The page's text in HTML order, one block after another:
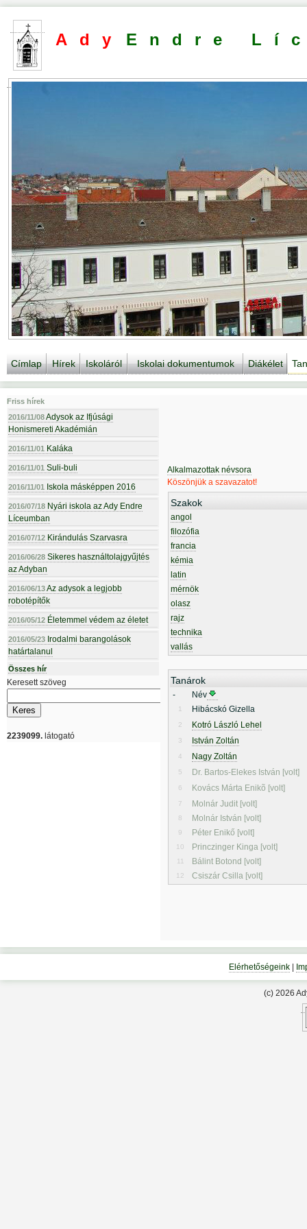
Ady Endre
Címlap Hírek Iskoláról Iskolai dokumentumok Diákélet
Friss hírek
2016/11/08Adysok az Ifjúsági
Honismereti Akadémián
2016/11/01 Kaláka
2016/11/01 Suli-buli
2016/11/01 Iskola másképpen 2016
2016/07/18 Nyári iskola az Ady Endre
Líceumban
2016/07/12 Kirándulás Szarvasra
2016/06/28 Sikeres használtolajgyűjtés
az Adyban
2016/06/13Az adysok a legjobb
robotépítők
2016/05/12 Életemmel védem az életet
2016/05/23 Irodalmi barangolások
határtalanul
Összes hír
Keresett szöveg
2239099. látogató
Alkalmazottak névsora
Köszönjük a szavazatot!
Szakok
angol
filozófia
francia
kémia
latin
mérnök
olasz
rajz
technika
vallás
Tanárok
- Név
1 Hibácskó Gizella
2 Kotró László Lehel
3 István Zoltán
4 Nagy Zoltán
5 Dr. Bartos-Elekes István [volt]
6 Kovács Márta Enikõ [volt]
7 Molnár Judit [volt]
8 Molnár István [volt]
9 Péter Enikő [volt]
10 Princzinger Kinga [volt]
11 Bálint Botond [volt]
12 Csiszár Csilla [volt]
Elérhetőségeink|
(c) 2026